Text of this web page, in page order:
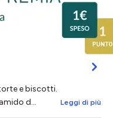
e biscotti.
d…
Leggi di più